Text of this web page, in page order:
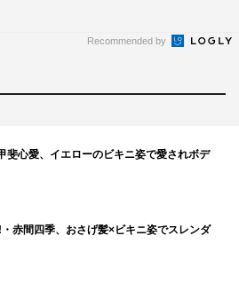
Recommended by
斐心愛、イエローのビキニ姿で愛されボデ
赤間四季、おさげ髪×ビキニ姿でスレンダ